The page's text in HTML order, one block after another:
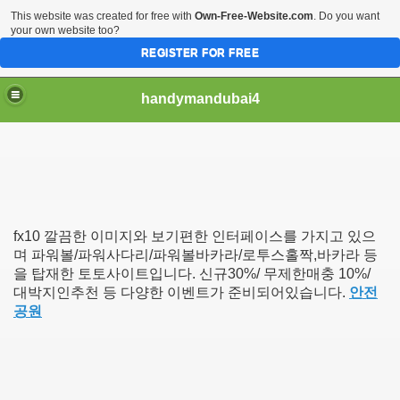
handymandubai4
fx10 깔끔한 이미지와 보기편한 인터페이스를 가지고 있으
며 파워볼/파워사다리/파워볼바카라/로투스홀짝,바카라 등
을 탑재한 토토사이트입니다. 신규30%/ 무제한매충 10%/
대박지인추천 등 다양한 이벤트가 준비되어있습니다. 안전
공원
This website was created for free with Own-Free-Website.com. Do you want
your own website too?
REGISTER FOR FREE